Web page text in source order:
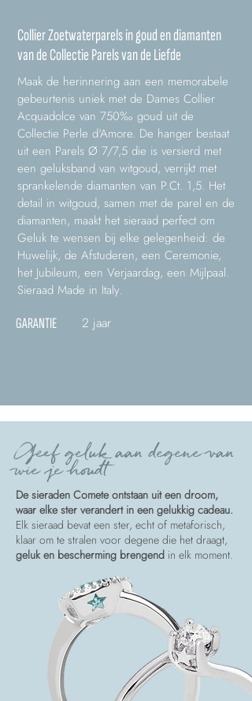
Collier Zoetwaterparels in goud en diamanten
van de Collectie Parels van de Liefde
Maak de herinnering aan een memorabele
gebeurtenis uniek met de Dames Collier
Acquadolce van 750‰ goud uit de
Collectie Perle d'Amore. De hanger bestaat
uit een Parels Ø 7/7,5 die is versierd met
een geluksband van witgoud, verrijkt met
sprankelende diamanten van P.Ct. 1,5. Het
detail in witgoud, samen met de parel en de
diamanten, maakt het sieraad perfect om
Geluk te wensen bij elke gelegenheid: de
Huwelijk, de Afstuderen, een Ceremonie,
het Jubileum, een Verjaardag, een Mijlpaal.
Sieraad Made in Italy.
GARANTIE 2 jaar
Geef geluk aan degene van
wie je houdt
De sieraden Comete ontstaan uit een droom,
waar elke ster verandert in een gelukkig cadeau.
Elk sieraad bevat een ster, echt of metaforisch,
klaar om te stralen voor degene die het draagt,
geluk en bescherming brengend in elk moment.